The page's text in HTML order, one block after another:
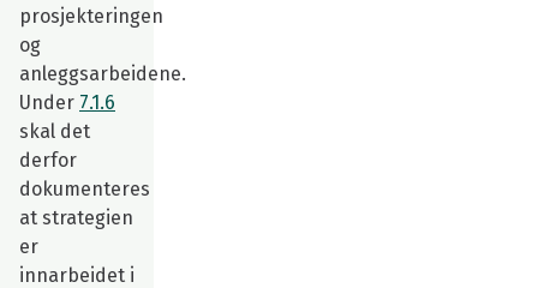
prosjekteringen
og
anleggsarbeidene.
Under 7.1.6
skal det
derfor
dokumenteres
at strategien
er
innarbeidet i